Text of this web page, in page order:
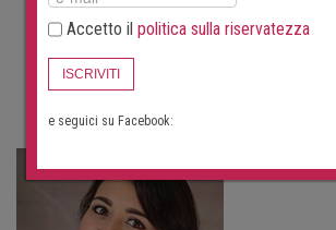
“Ciò che mi interessa di più è la buona
compositore canadese…
ULTERIORE
Accetto il politica sulla riservatezza
ISCRIVITI
e seguici su Facebook: